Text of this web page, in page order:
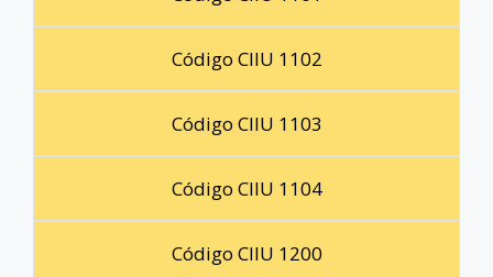
Código CIIU 1102
Código CIIU 1103
Código CIIU 1104
Código CIIU 1200